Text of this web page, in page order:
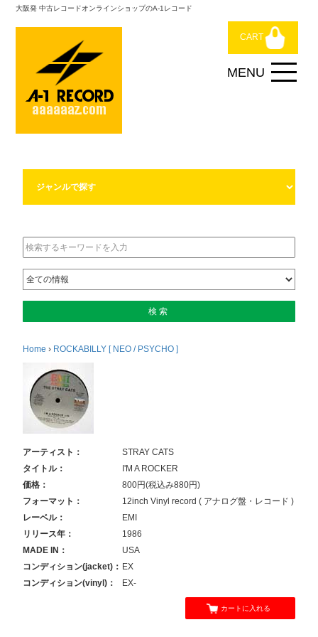
大阪発 中古レコードオンラインショップのA-1レコード
CART
Home › ROCKABILLY [ NEO / PSYCHO ]
アーティスト：
STRAY CATS
タイトル：
I'M A ROCKER
価格：
800円(税込み880円)
フォーマット：
12inch Vinyl record ( アナログ盤・レコード )
レーベル：
EMI
リリース年：
1986
MADE IN：
USA
コンディション(jacket)： EX
コンディション(vinyl)：
EX-
カートに入れる